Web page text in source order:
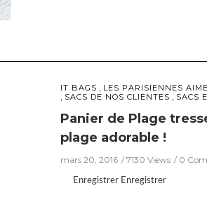
IT BAGS LES PARISIENNES
SACS DE NOS CLIENTES SACS
Panier de Plage
plage adorable !
mars 20, 2016 7130 Views 0
Enregistrer Enregistrer